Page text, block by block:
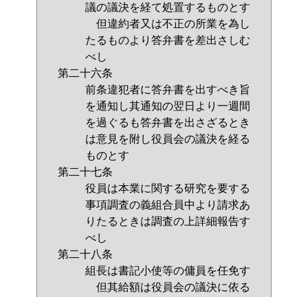
議の議決を経て処置するものとす
但違約者又は不正の所業を為し
たるものより答弁書を差出さしむ
べし
第二十六条
前条違犯者に答弁書を出すべき旨
を通知し其通知の翌日より一週間
を過ぐるも答弁書を出さざるとき
は意見を附し役員会の議決を経る
ものとす
第二十七条
役員は本業に関する研究を要する
事項調査の義組合員中より請求あ
りたるときは調査の上詳細報告す
べし
第二十八条
組長は書記小使等の傭員を任免す
但其給額は役員会の議決に依る